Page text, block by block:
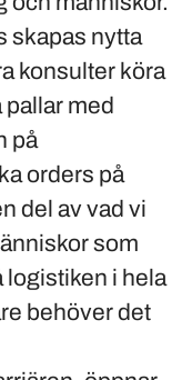
skapas nytta
konsulter köra
med
på
orders på
del av vad vi
som
logistiken i hela
behöver det